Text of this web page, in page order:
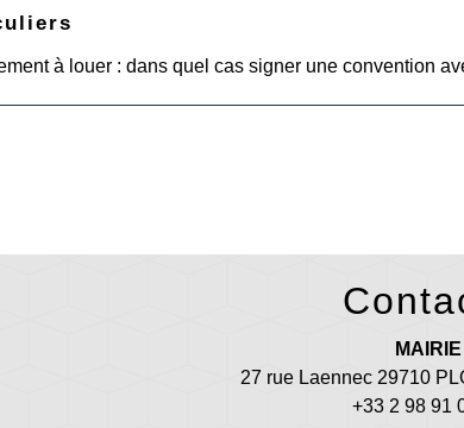
à louer : dans quel cas signer une convention
MAIRIE
27 rue Laennec 29710
+33 2 98 91